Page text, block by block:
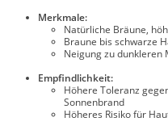
Merkmale:
Natürliche Bräune,
Braune bis schwarze
Neigung zu dunkleren
Empfindlichkeit:
Höhere Toleranz
Sonnenbrand
Höheres Risiko für